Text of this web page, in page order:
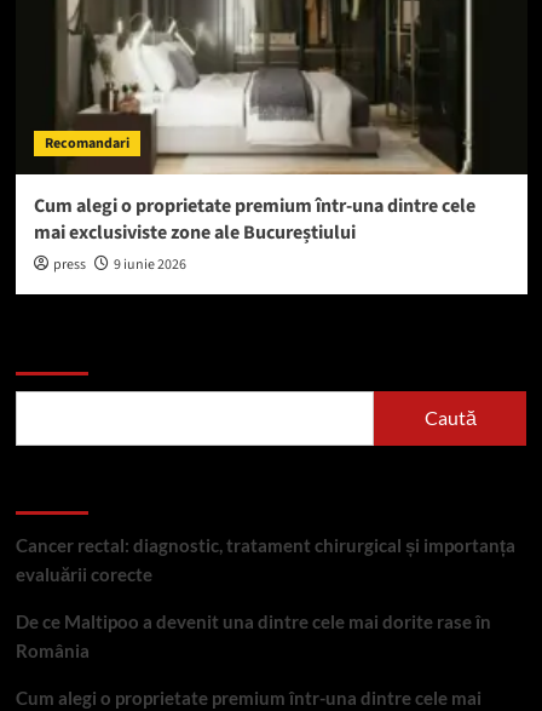
Recomandari
Cum alegi o proprietate premium într-una dintre cele
mai exclusiviste zone ale Bucureștiului
press 9 iunie 2026
Caută
Cancer rectal: diagnostic, tratament chirurgical și importanța
evaluării corecte
De ce Maltipoo a devenit una dintre cele mai dorite rase în
România
Cum alegi o proprietate premium într-una dintre cele mai